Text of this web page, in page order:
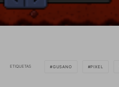
ETIQUETAS GUSANO PIXEL